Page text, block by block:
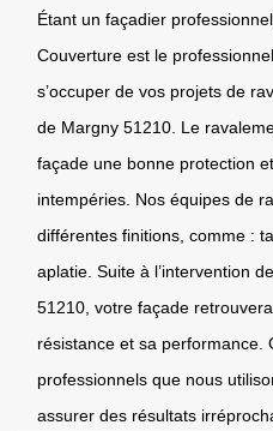
Étant un façadier
Couverture est le
s’occuper de vos projets de
de Margny 51210. Le
façade une bonne protection
intempéries. Nos équipes de
différentes finitions, comme :
aplatie. Suite à l’intervention
51210, votre façade
résistance et sa performance.
professionnels que nous
assurer des résultats